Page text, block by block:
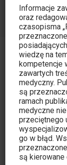
Informacje
oraz
czasopisma
wiedzę na
kompetencje
zawartych
medyczny.
są
ramach
medyczne
przeciętnego
go w błąd.
są kierowane